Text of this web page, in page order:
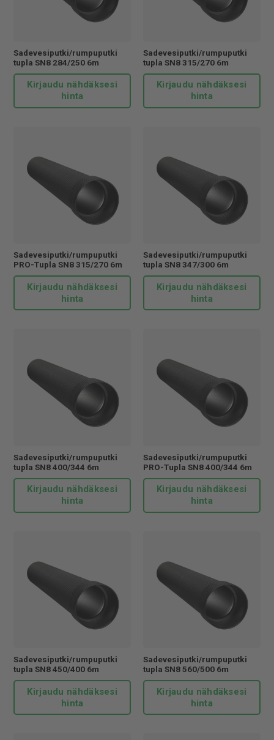
Sadevesiputki/rumpuputki
tupla SN8 284/250 6m
Kirjaudu nähdäksesi
hinta
Sadevesiputki/rumpuputki
tupla SN8 315/270 6m
Kirjaudu nähdäksesi
hinta
Sadevesiputki/rumpuputki
PRO-Tupla SN8 315/270 6m
Kirjaudu nähdäksesi
hinta
Sadevesiputki/rumpuputki
tupla SN8 347/300 6m
Kirjaudu nähdäksesi
hinta
Sadevesiputki/rumpuputki
tupla SN8 400/344 6m
Kirjaudu nähdäksesi
hinta
Sadevesiputki/rumpuputki
PRO-Tupla SN8 400/344 6m
Kirjaudu nähdäksesi
hinta
Sadevesiputki/rumpuputki
tupla SN8 450/400 6m
Kirjaudu nähdäksesi
hinta
Sadevesiputki/rumpuputki
tupla SN8 560/500 6m
Kirjaudu nähdäksesi
hinta